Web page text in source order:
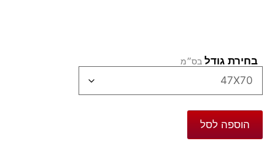
בחירת גודל
הוספה לסל